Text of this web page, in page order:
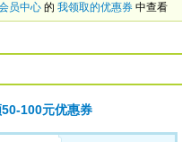
员中心 的 我领取的优惠券 中查看
100元优惠券